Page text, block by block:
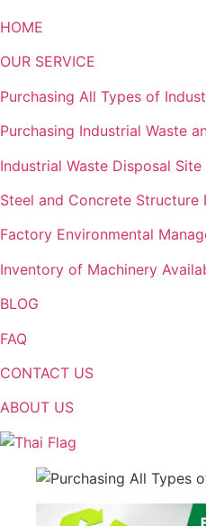
HOME
OUR SERVICE
Purchasing All Types of
Purchasing Industrial Waste
Industrial Waste Disposal
Steel and Concrete Structure
Factory Environmental
Inventory of Machinery
BLOG
FAQ
CONTACT US
ABOUT US